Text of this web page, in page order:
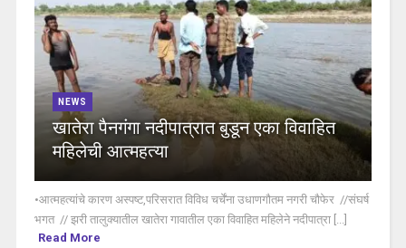
NEWS
खातेरा पैनगंगा नदीपात्रात बुडून एका विवाहित
महिलेची आत्महत्या
•आत्महत्यांचे कारण अस्पष्ट,परिसरात विविध चर्चेंना उधाणगौतम नगरी चौफेर //संघर्ष
भगत // झरी तालुक्यातील खातेरा गावातील एका विवाहित महिलेने नदीपात्रा [...]
Read More